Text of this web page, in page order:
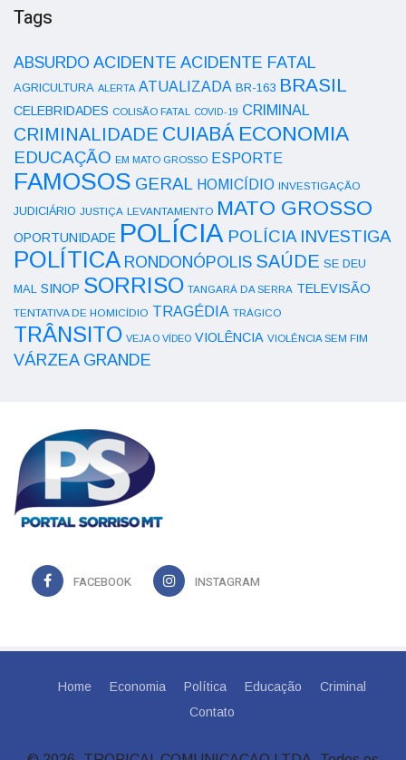
Tags
ABSURDO ACIDENTE ACIDENTE FATAL
AGRICULTURA ALERTA ATUALIZADA BR-163 BRASIL
CELEBRIDADES COLISÃO FATAL COVID-19 CRIMINAL
CRIMINALIDADE CUIABÁ ECONOMIA
EDUCAÇÃO EM MATO GROSSO ESPORTE
FAMOSOS GERAL HOMICÍDIO INVESTIGAÇÃO
JUDICIÁRIO JUSTIÇA LEVANTAMENTO MATO GROSSO
OPORTUNIDADE POLÍCIA POLÍCIA INVESTIGA
POLÍTICA RONDONÓPOLIS SAÚDE SE DEU
MAL SINOP SORRISO TANGARÁ DA SERRA TELEVISÃO
TENTATIVA DE HOMICÍDIO TRAGÉDIA TRÁGICO
TRÂNSITO VEJA O VÍDEO VIOLÊNCIA VIOLÊNCIA SEM FIM
VÁRZEA GRANDE
FACEBOOK INSTAGRAM
Home Economia Política Educação
Criminal
Contato